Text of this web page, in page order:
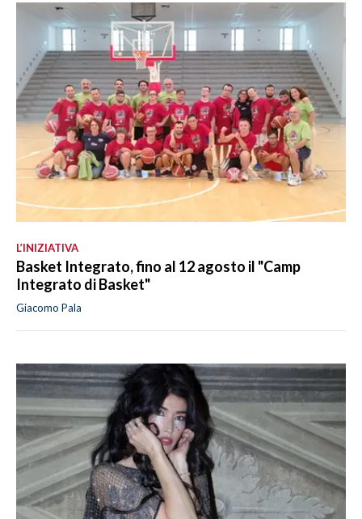
L’INIZIATIVA
Basket Integrato, fino al 12 agosto il "Camp
Integrato di Basket"
Giacomo Pala